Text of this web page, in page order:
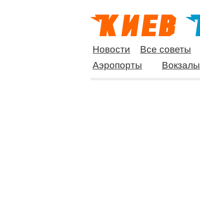
Новости Все советы
Аэропорты
Вокзалы